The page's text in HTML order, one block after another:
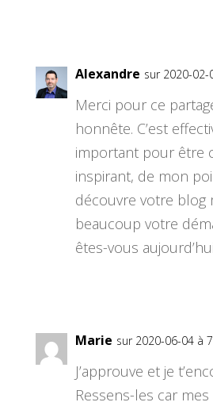
Alexandre sur 2020-02-
Merci pour ce
honnête. C’est
important pour être
inspirant, de mon
découvre votre blog
beaucoup votre
êtes-vous
Marie sur 2020-06-04 à
J’approuve et je
Ressens-les car mes